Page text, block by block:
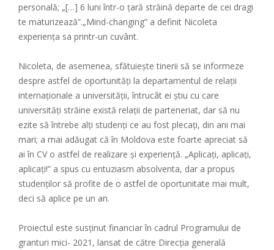
personală; „[…] 6 luni într-o țară străină departe de cei dragi
te maturizează”.„Mind-changing” a definit Nicoleta
experiența sa printr-un cuvânt.
Nicoleta, de asemenea, sfătuiește tinerii să se informeze
despre astfel de oportunități la departamentul de relații
internaționale a universității, întrucât ei știu cu care
universități străine există relații de parteneriat, dar să nu
ezite să întrebe alți studenți ce au fost plecați, din ani mai
mari; a mai adăugat că în Moldova este foarte apreciat să
ai în CV o astfel de realizare și experiență. „Aplicați, aplicați,
aplicați!” a spus cu entuziasm absolventa, dar a propus
studenților să profite de o astfel de oportunitate mai mult,
deci să aplice pe un an.
Proiectul este susținut financiar în cadrul Programului de
granturi mici- 2021, lansat de către Direcția generală